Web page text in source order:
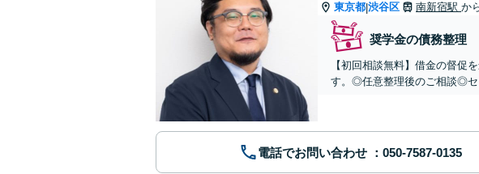
東京都|渋谷区 南新宿駅 か
奨学金の債務整理
【初回相談無料】借金の督促
す。◎任意整理後のご相談◎セ
電話でお問い合わせ